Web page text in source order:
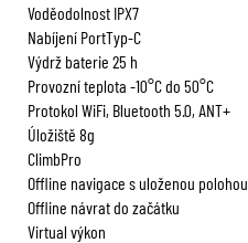
Voděodolnost IPX7
Nabíjení PortTyp-C
Výdrž baterie 25 h
Provozní teplota -10°C do 50°C
Protokol WiFi, Bluetooth 5.0, ANT+
Úložiště 8g
ClimbPro
Offline navigace s uloženou polohou
Offline návrat do začátku
Virtual výkon